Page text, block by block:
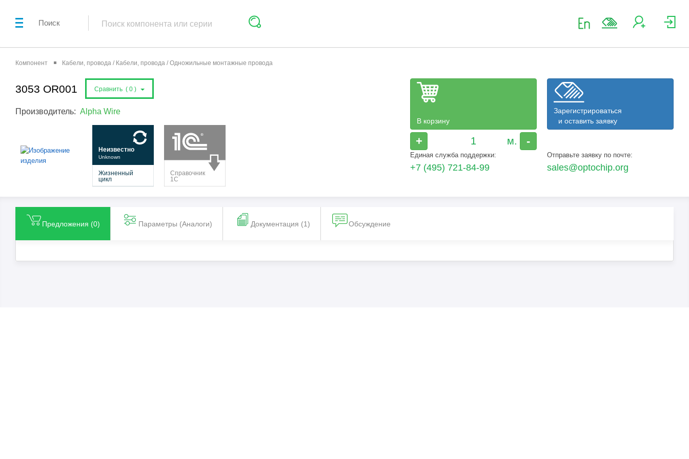
Поиск
Компонент Кабели, провода / Кабели, провода / Одножильные монтажные провода
3053 OR001 Сравнить ( 0 )
Производитель: Alpha Wire
В корзину
+ -
Зарегистрироваться
и оставить заявку
Единая служба поддержки:
+7 (495) 721-84-99
Отправьте заявку по почте:
sales@optochip.org
Предложения (0) Параметры (Aналоги) Документация (1) Обсуждение